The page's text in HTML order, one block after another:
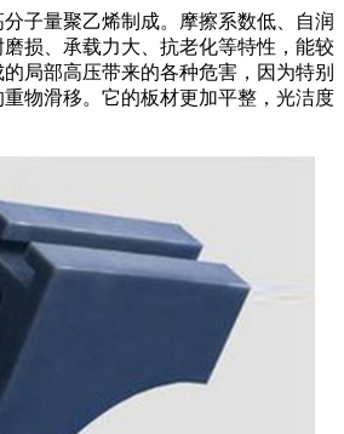
量聚乙烯制成。摩擦系数低、自润
损、承载力大、抗老化等特性，能较
局部高压带来的各种危害，因为特别
物滑移。它的板材更加平整，光洁度